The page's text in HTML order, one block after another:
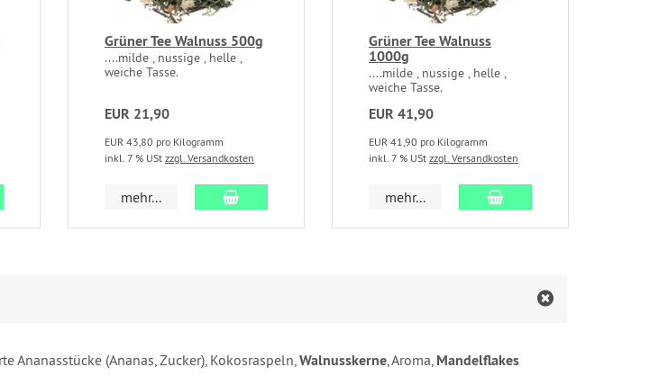
Warenkorb
Grüner Tee Walnuss 500g
....milde , nussige , helle ,
weiche Tasse.
EUR 21,90
EUR 43,80 pro Kilogramm
inkl. 7 % USt zzgl. Versandkosten
mehr... In den Warenkorb
Grüner Tee Walnuss
1000g
....milde , nussige , helle ,
weiche Tasse.
EUR 41,90
EUR 41,90 pro Kilogramm
inkl. 7 % USt zzgl. Versandkosten
mehr... In den Warenkorb
Ananasstücke (Ananas, Zucker), Kokosraspeln,Walnusskerne, Aroma, Mandelflakes